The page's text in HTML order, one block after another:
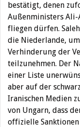
bestätigt, denen
Außenministers Ali-
fliegen dürfen.
die Niederlande,
Verhinderung der
teilzunehmen. Der
einer Liste
aber auf der
Iranischen Medien
von Ungarn, dass
offizielle Sanktionen